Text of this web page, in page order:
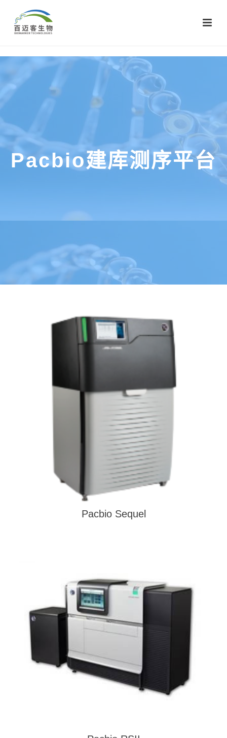
Pacbio建库测序平台
Pacbio Sequel